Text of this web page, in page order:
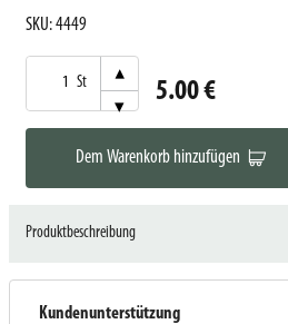
5.00 €
St
▾
▾
Dem Warenkorb hinzufügen
SKU:4449
Produktbeschreibung
Kundenunterstützung